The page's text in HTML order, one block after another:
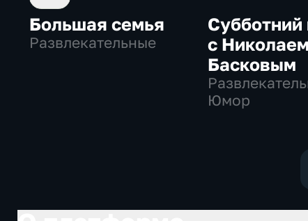
Большая семья
Развлекательные
Субботний
с Николаем
Басковым
Юмор